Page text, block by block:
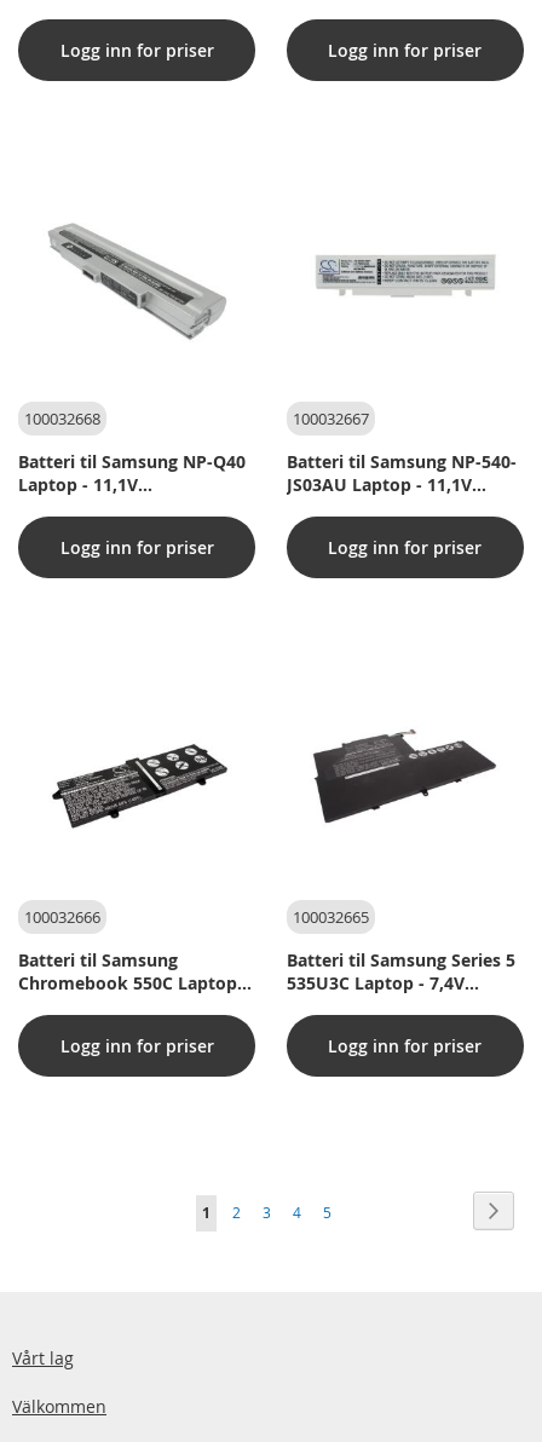
Logg inn for priser
Logg inn for priser
100032668
Batteri til Samsung NP-Q40
Laptop - 11,1V
Logg inn for priser
100032667
Batteri til Samsung NP-540-
JS03AU Laptop - 11,1V
Logg inn for priser
100032666
Batteri til Samsung
Chromebook 550C Laptop -
Logg inn for priser
100032665
Batteri til Samsung Series 5
535U3C Laptop - 7,4V
Logg inn for priser
You're
1 Sida
2 Sida
3 Sida
4 Sida
5
Vårt lag
Välkommen